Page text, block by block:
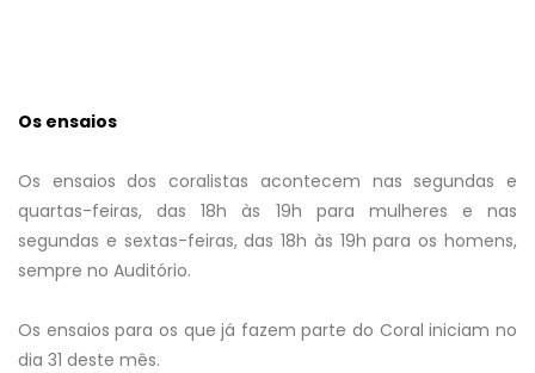
Os ensaios
Os ensaios dos coralistas acontecem nas segundas e
quartas-feiras, das 18h às 19h para mulheres e nas
segundas e sextas-feiras, das 18h às 19h para os homens,
sempre no Auditório.
Os ensaios para os que já fazem parte do Coral iniciam no
dia 31 deste mês.